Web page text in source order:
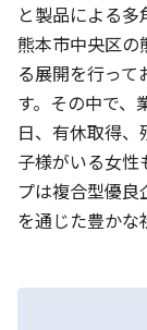
と製品による
熊本市中央区の
る展開を行っ
す。その中で、
日、有休取得
子様がいる女性
プは複合型優
を通じた豊かな